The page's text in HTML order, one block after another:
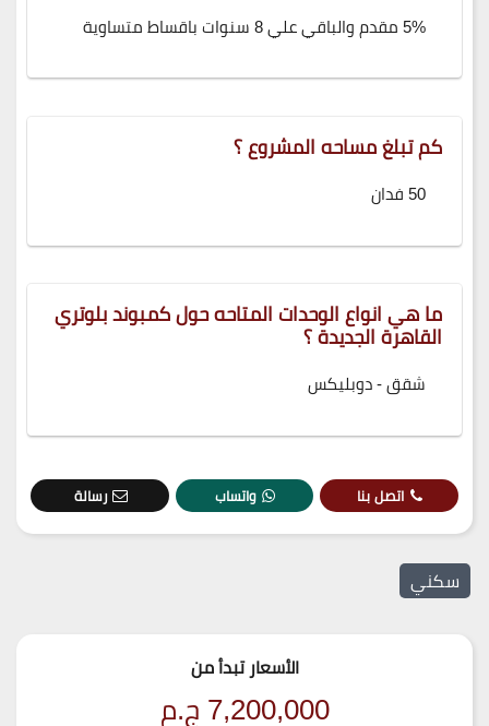
5% مقدم والباقي علي 8 سنوات باقساط متساوية
كم تبلغ مساحه المشروع ؟
50 فدان
ما هي انواع الوحدات المتاحه حول كمبوند بلوتري
القاهرة الجديدة ؟
شقق - دوبليكس
اتصل بنا واتساب رسالة
سكني
الأسعار تبدأ من
7,200,000ج.م